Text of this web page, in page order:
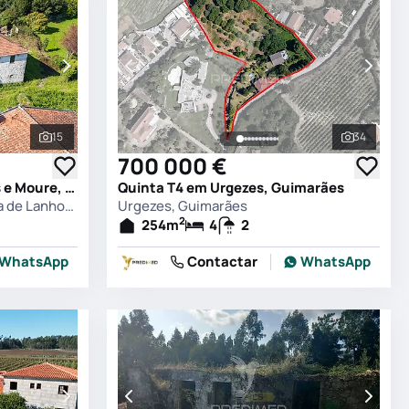
Ver todas as fotografias
15
Quinta T4 em Águas Santas e Moure, Póvoa de Lanhoso
Águas Santas e Moure, Póvoa de Lanhoso
Ver
34
700 000 €
Quinta T4 em Urgezes, Guimarães
Urgezes, Guimarães
254m2 4
2
Contactar
WhatsApp